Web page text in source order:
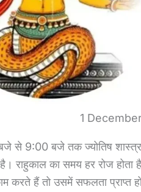
1
से 9:00 बजे तक ज्योतिष शास्त्र
राहुकाल का समय हर रोज
करते हैं तो उसमें सफलता प्राप्त